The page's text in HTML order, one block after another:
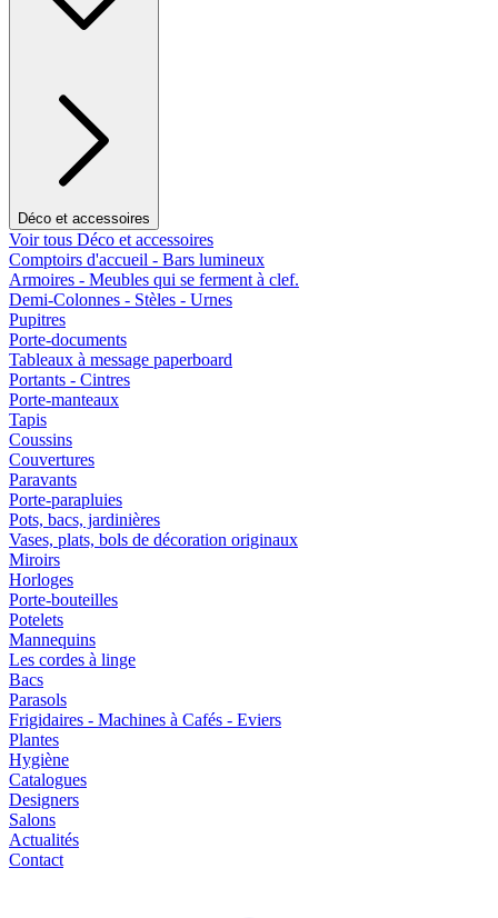
Déco et accessoires
Voir tous Déco et accessoires
Comptoirs d'accueil - Bars lumineux
Armoires - Meubles qui se ferment à clef.
Demi-Colonnes - Stèles - Urnes
Pupitres
Porte-documents
Tableaux à message paperboard
Portants - Cintres
Porte-manteaux
Tapis
Coussins
Couvertures
Paravants
Porte-parapluies
Pots, bacs, jardinières
Vases, plats, bols de décoration originaux
Miroirs
Horloges
Porte-bouteilles
Potelets
Mannequins
Les cordes à linge
Bacs
Parasols
Frigidaires - Machines à Cafés - Eviers
Plantes
Hygiène
Catalogues
Designers
Salons
Actualités
Contact